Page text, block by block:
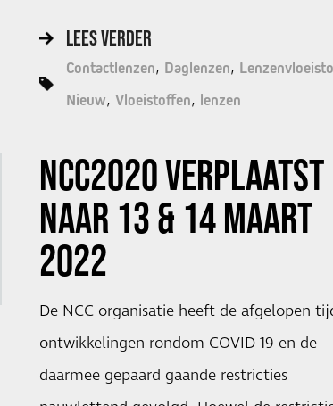
LEES VERDER
Contactlenzen Daglenzen
Nieuw Vloeistoffen lenzen
NCC2020 VERPLAATST
NAAR 13 & 14 MAART
2022
De NCC organisatie heeft de afgelopen
ontwikkelingen rondom COVID-19 en de
daarmee gepaard gaande restricties